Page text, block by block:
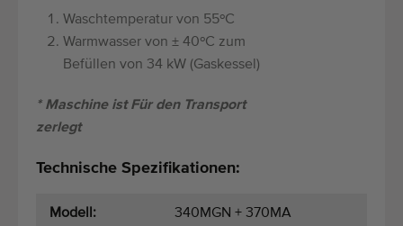
Waschtemperatur von 55ºC
Warmwasser von ± 40ºC zum
Befüllen von 34 kW (Gaskessel)
* Maschine ist Für den Transport
zerlegt
Technische Spezifikationen:
Modell: 340MGN + 370MA